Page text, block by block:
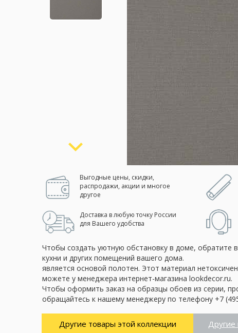
Личный кабинет
(сменить город)
Заказать обратный звонок
Выгодные цены, скидки,
распродажи, акции и многое
другое
Доставка в любую точку России
для Вашего удобства
Чтобы создать уютную обстановку в доме, обратите
кухни и других помещений вашего дома.
является основой полотен. Этот материал
можете у менеджера интернет-магазина lookdecor.ru.
Чтобы оформить заказ на образцы обоев из серии,
обращайтесь к нашему менеджеру по телефону +7
Другие товары этой коллекции Другие